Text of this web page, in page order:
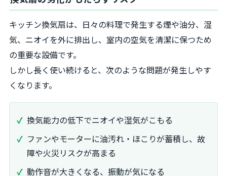
キッチン換気扇は、日々の料理で発生する煙や油分、湿
気、ニオイを外に排出し、室内の空気を清潔に保つため
の重要な設備です。
しかし長く使い続けると、次のような問題が発生しやす
くなります。
換気能力の低下でニオイや湿気がこもる
ファンやモーターに油汚れ・ほこりが蓄積し、故
障や火災リスクが高まる
動作音が大きくなる、振動が気になる